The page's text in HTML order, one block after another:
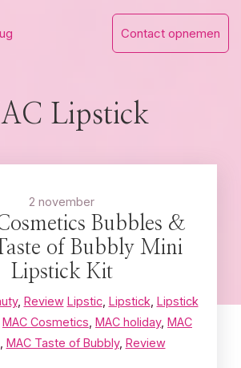
Contact opnemen
Lipstick
2 november
Bubbles &
of Bubbly Mini
Lipstick Kit
, Review Lipstic, Lipstick Lipstick
MAC Cosmetics MAC holiday, MAC
MAC Taste of Bubbly, Review